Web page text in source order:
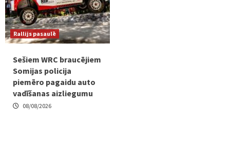
Rallijs pasaulē
Sešiem WRC braucējiem
Somijas policija
piemēro pagaidu auto
vadīšanas aizliegumu
08/08/2026